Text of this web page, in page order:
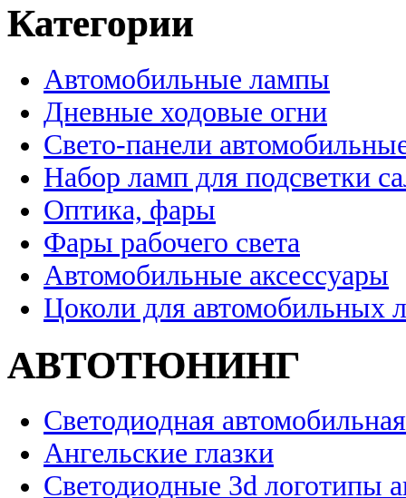
Категории
Автомобильные лампы
Дневные ходовые огни
Свето-панели
Набор ламп для подсветки
Оптика, фары
Фары рабочего света
Автомобильные аксессуары
Цоколи для автомобильных
АВТОТЮНИНГ
Светодиодная
Ангельские глазки
Светодиодные 3d логотипы